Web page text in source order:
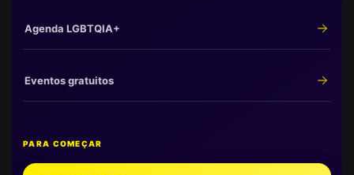
Agenda LGBTQIA+
Eventos gratuitos
PARA COMEÇAR